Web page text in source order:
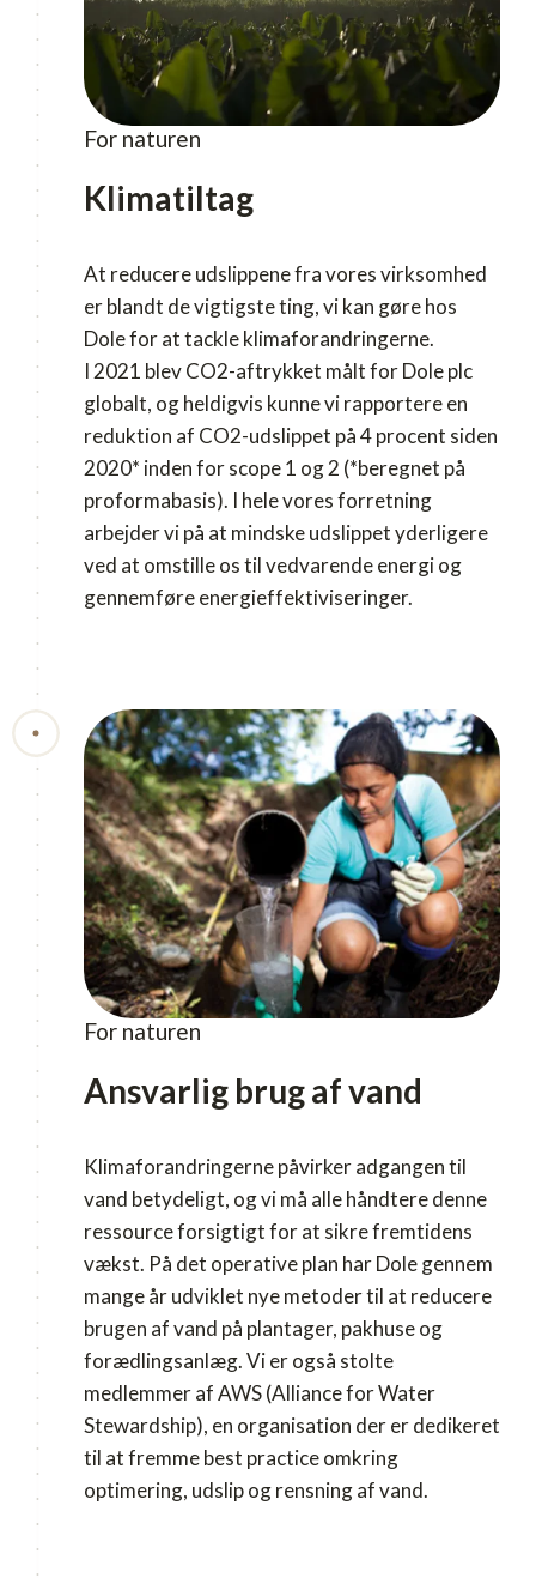
For naturen
Klimatiltag
At reducere udslippene fra vores virksomhed
er blandt de vigtigste ting, vi kan gøre hos
Dole for at tackle klimaforandringerne.
I 2021 blev CO2-aftrykket målt for Dole plc
globalt, og heldigvis kunne vi rapportere en
reduktion af CO2-udslippet på 4 procent siden
2020* inden for scope 1 og 2 (*beregnet på
proformabasis). I hele vores forretning
arbejder vi på at mindske udslippet yderligere
ved at omstille os til vedvarende energi og
gennemføre energieffektiviseringer.
For naturen
Ansvarlig brug af vand
Klimaforandringerne påvirker adgangen til
vand betydeligt, og vi må alle håndtere denne
ressource forsigtigt for at sikre fremtidens
vækst. På det operative plan har Dole gennem
mange år udviklet nye metoder til at reducere
brugen af vand på plantager, pakhuse og
forædlingsanlæg. Vi er også stolte
medlemmer af AWS (Alliance for Water
Stewardship), en organisation der er dedikeret
til at fremme best practice omkring
optimering, udslip og rensning af vand.